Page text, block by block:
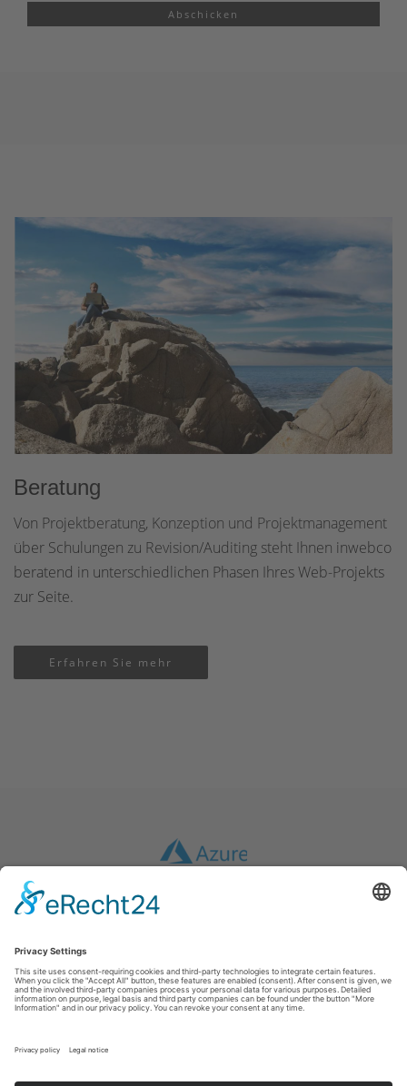
Abschicken
Beratung
Von Projektberatung, Konzeption und Projektmanagement
über Schulungen zu Revision/Auditing steht Ihnen inwebco
beratend in unterschiedlichen Phasen Ihres Web-Projekts
zur Seite.
Erfahren Sie mehr
Imprint|GTC|Data protection|Disclaimer